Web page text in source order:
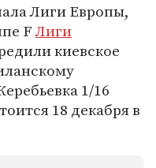
Лиги Европы,
FЛиги
киевское
1/16
18 декабря в